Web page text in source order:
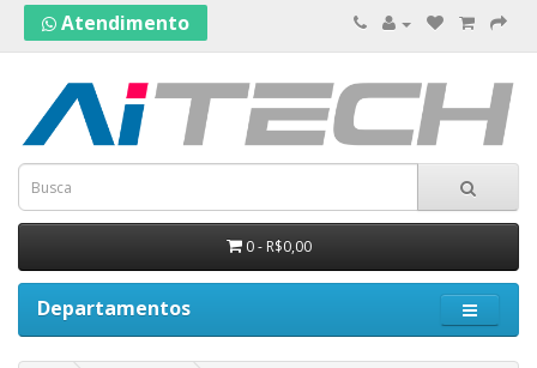
Atendimento
0 - R$0,00
Departamentos